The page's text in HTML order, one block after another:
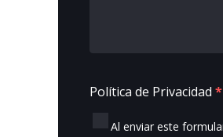
Política de Privacidad *
Al enviar este